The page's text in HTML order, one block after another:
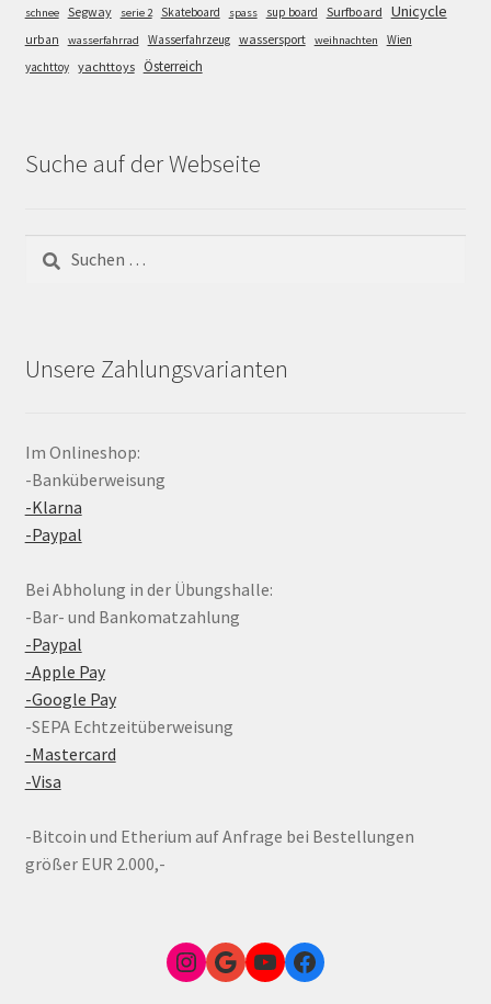
schnee Segway serie 2 Skateboard spass sup board Surfboard Unicycle
urban wasserfahrrad Wasserfahrzeug wassersport weihnachten
Wien
yachttoy yachttoys Österreich
Suche auf der Webseite
nach:
Unsere Zahlungsvarianten
Im Onlineshop:
-Banküberweisung
-Klarna
-Paypal
Bei Abholung in der Übungshalle:
-Bar- und Bankomatzahlung
-Paypal
-Apple Pay
-Google Pay
-SEPA Echtzeitüberweisung
-Mastercard
-Visa
-Bitcoin und Etherium auf Anfrage bei Bestellungen
größer EUR 2.000,-
Instagram
Google Link zum FunShop WienYouTubeFacebook